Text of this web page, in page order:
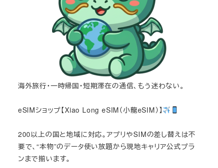
海外旅行・一時帰国・短期滞在の通信、もう迷わない。
eSIMショップ【Xiao Long eSIM（小龍eSIM）】
200以上の国と地域に対応。アプリやSIMの差し替えは不
要で、“本物”のデータ使い放題から現地キャリア公式プラ
ンまで揃います。